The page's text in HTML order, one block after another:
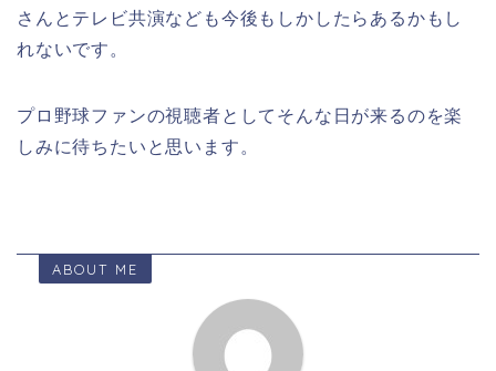
さんとテレビ共演なども今後もしかしたらあるかもし
れないです。
プロ野球ファンの視聴者としてそんな日が来るのを楽
しみに待ちたいと思います。
ABOUT ME